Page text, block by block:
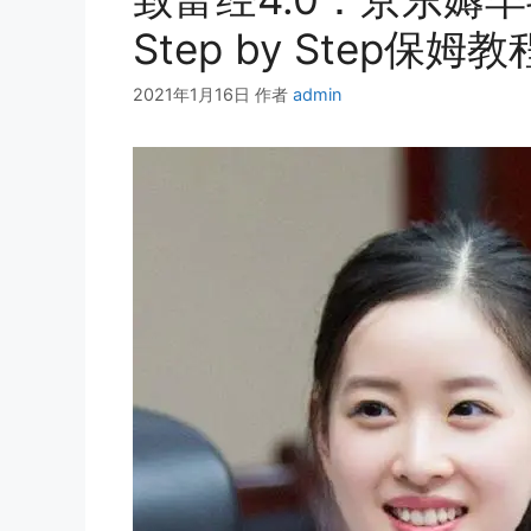
Step by Step保姆教
2021年1月16日 作者 admin